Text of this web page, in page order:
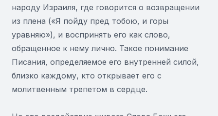
народу Израиля, где говорится о возвращении
из плена («Я пойду пред тобою, и горы
уравняю»), и воспринять его как слово,
обращенное к нему лично. Такое понимание
Писания, определяемое его внутренней силой,
близко каждому, кто открывает его с
молитвенным трепетом в сердце.